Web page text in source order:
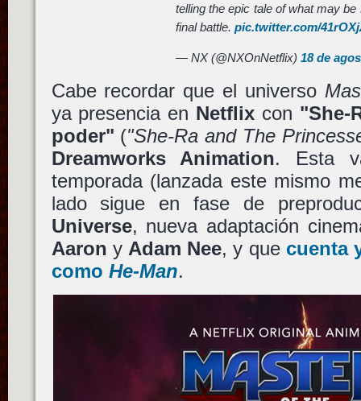
telling the epic tale of what may be
final battle.pic.twitter.com/
— NX (@NXOnNetflix)18 de
Cabe recordar que el universo
ya presencia en Netflix con "She-
poder" ("She-Ra and The
Dreamworks Animation. Esta
temporada (lanzada este mismo
lado sigue en fase de
Universe, nueva adaptación
Aaron y Adam Nee, y que cuenta
como He-Man.